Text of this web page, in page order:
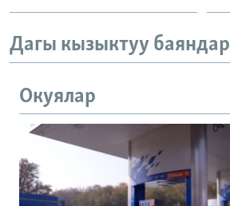
Дагы кызыктуу баяндар
Окуялар